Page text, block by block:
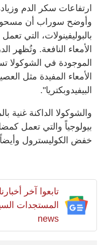
ارتفاعات سكر الدم
وأوضح سوراب أن مسحوق
بالبوليفينولات، التي
الأمعاء النافعة. وتُظهر
الموجودة في الشوكولا
الأمعاء المفيدة مثل
البيفيدوبكتريا".
والشوكولا الداكنة غنية
بيولوجياً والتي تعمل
خفض الكوليسترول وأيضاً
تابعوا آخر
news